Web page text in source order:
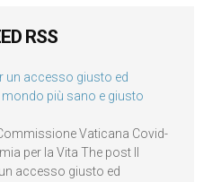
RSS
un accesso giusto ed
mondo più sano e giusto
Vaticana Covid-
per la Vita The post Il
accesso giusto ed